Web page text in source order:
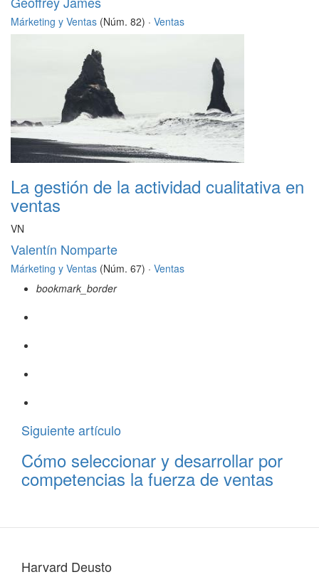
Márketing y Ventas (Núm. 82) · Ventas
La gestión de la actividad cualitativa en
ventas
VN
Valentín Nomparte
Márketing y Ventas (Núm. 67) · Ventas
bookmark_border
Siguiente artículo
Cómo seleccionar y desarrollar por
competencias la fuerza de ventas
Harvard Deusto